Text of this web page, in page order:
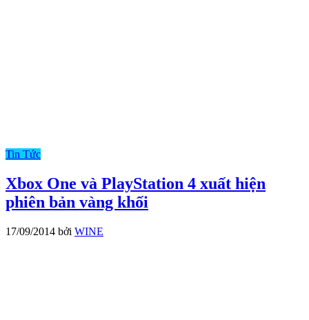
Tin Tức
Xbox One và PlayStation 4 xuất hiện
phiên bản vàng khối
17/09/2014 bởi WINE